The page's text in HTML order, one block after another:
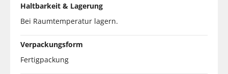
Haltbarkeit & Lagerung
Bei Raumtemperatur lagern.
Verpackungsform
Fertigpackung